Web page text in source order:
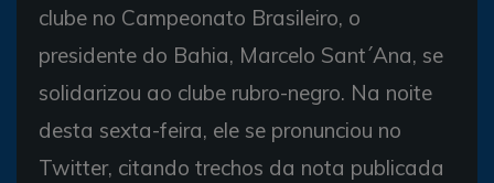
clube no Campeonato Brasileiro, o
presidente do Bahia, Marcelo Sant´Ana, se
solidarizou ao clube rubro-negro. Na noite
desta sexta-feira, ele se pronunciou no
Twitter, citando trechos da nota publicada